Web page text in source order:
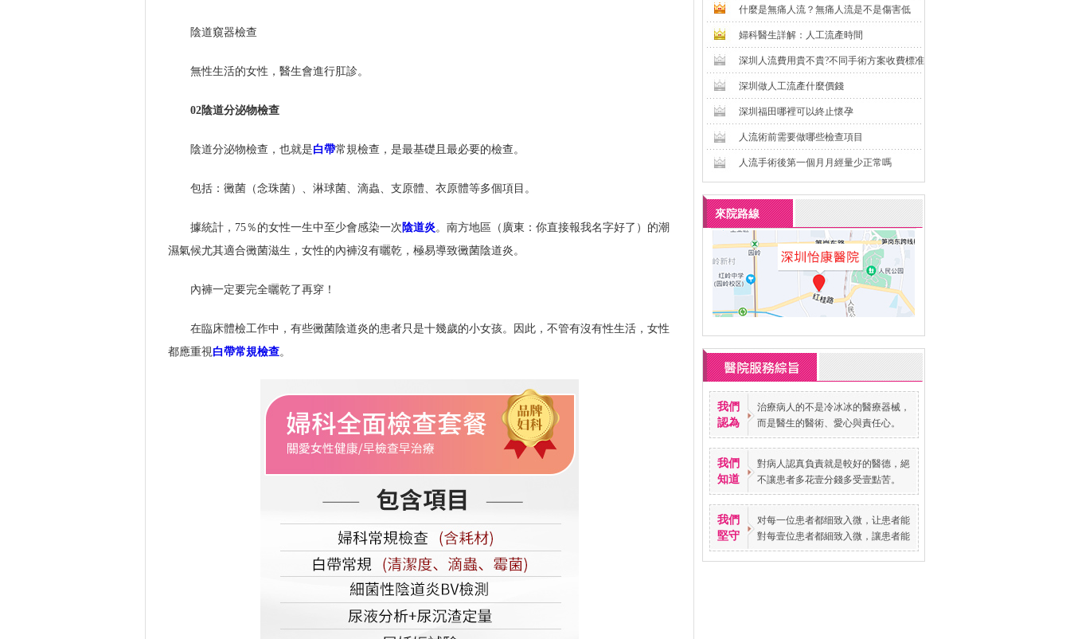
陰道窺器檢查
無性生活的女性，醫生會進行肛診。
02陰道分泌物檢查
陰道分泌物檢查，也就是白帶常規檢查，是最基礎且最必要的檢查。
包括：黴菌（念珠菌）、淋球菌、滴蟲、支原體、衣原體等多個項目。
據統計，75％的女性一生中至少會感染一次 陰道炎。南方地區（廣東：你直接報我名字好了）的潮
濕氣候尤其適合黴菌滋生，女性的內褲沒有曬乾，極易導致黴菌陰道炎。
內褲一定要完全曬乾了再穿！
在臨床體檢工作中，有些黴菌陰道炎的患者只是十幾歲的小女孩。因此，不管有沒有性生活，女性
都應重視白帶常規檢查。
什麼是無痛人流？無痛人流是不是傷害低
婦科醫生詳解：人工流產時間
深圳人流費用貴不貴?不同手術方案收費標准
深圳做人工流產什麼價錢
深圳福田哪裡可以終止懷孕
人流術前需要做哪些檢查項目
人流手術後第一個月月經量少正常嗎
來院路線
我們
認為
治療病人的不是冷冰冰的醫療器械，
而是醫生的醫術、愛心與責任心。
我們
知道
對病人認真負責就是較好的醫德，絕
不讓患者多花壹分錢多受壹點苦。
我們
堅守
对每一位患者都细致入微，让患者能
對每壹位患者都細致入微，讓患者能